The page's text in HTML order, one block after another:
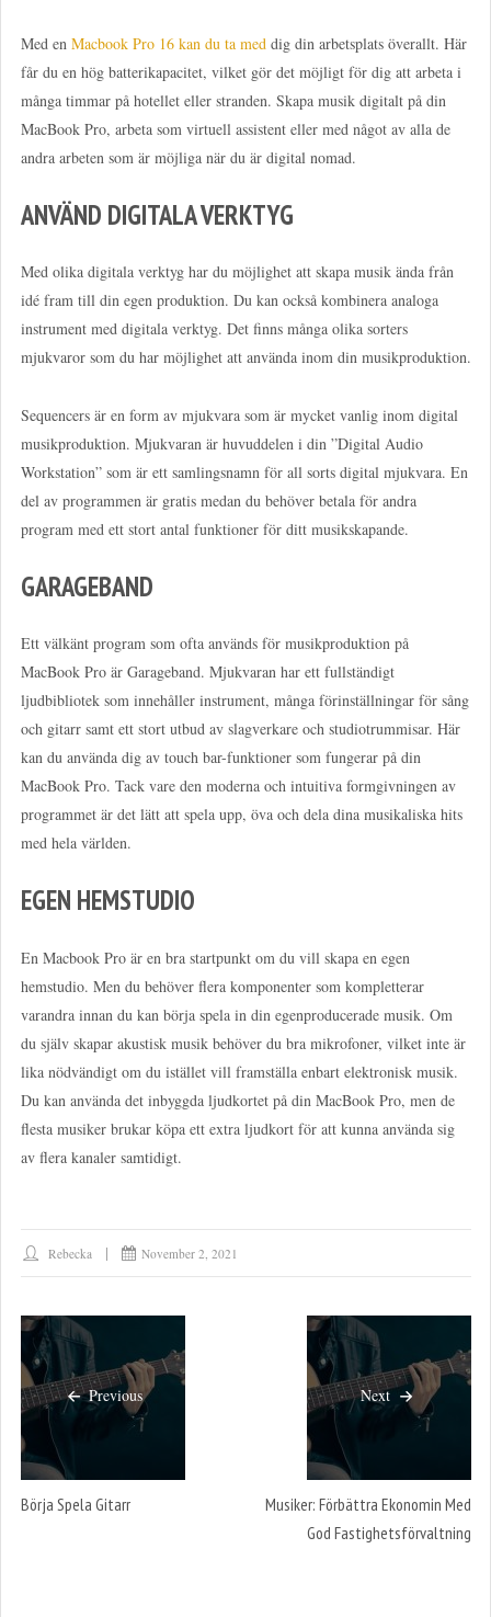
Med en Macbook Pro 16 kan du ta meddig din arbetsplats överallt. Här
får du en hög batterikapacitet, vilket gör det möjligt för dig att arbeta i
många timmar på hotellet eller stranden. Skapa musik digitalt på din
MacBook Pro, arbeta som virtuell assistent eller med något av alla de
andra arbeten som är möjliga när du är digital nomad.
ANVÄND DIGITALA VERKTYG
Med olika digitala verktyg har du möjlighet att skapa musik ända från
idé fram till din egen produktion. Du kan också kombinera analoga
instrument med digitala verktyg. Det finns många olika sorters
mjukvaror som du har möjlighet att använda inom din musikproduktion.
Sequencers är en form av mjukvara som är mycket vanlig inom digital
musikproduktion. Mjukvaran är huvuddelen i din ”Digital Audio
Workstation” som är ett samlingsnamn för all sorts digital mjukvara. En
del av programmen är gratis medan du behöver betala för andra
program med ett stort antal funktioner för ditt musikskapande.
GARAGEBAND
Ett välkänt program som ofta används för musikproduktion på
MacBook Pro är Garageband. Mjukvaran har ett fullständigt
ljudbibliotek som innehåller instrument, många förinställningar för sång
och gitarr samt ett stort utbud av slagverkare och studiotrummisar. Här
kan du använda dig av touch bar-funktioner som fungerar på din
MacBook Pro. Tack vare den moderna och intuitiva formgivningen av
programmet är det lätt att spela upp, öva och dela dina musikaliska hits
med hela världen.
EGEN HEMSTUDIO
En Macbook Pro är en bra startpunkt om du vill skapa en egen
hemstudio. Men du behöver flera komponenter som kompletterar
varandra innan du kan börja spela in din egenproducerade musik. Om
du själv skapar akustisk musik behöver du bra mikrofoner, vilket inte är
lika nödvändigt om du istället vill framställa enbart elektronisk musik.
Du kan använda det inbyggda ljudkortet på din MacBook Pro, men de
flesta musiker brukar köpa ett extra ljudkort för att kunna använda sig
av flera kanaler samtidigt.
Rebecka November 2, 2021
Previous
Börja Spela Gitarr
Next
Musiker: Förbättra Ekonomin Med
God Fastighetsförvaltning